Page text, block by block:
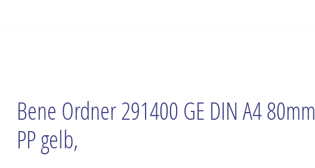
Bene Ordner 291400 GE DIN A4 80mm
PP gelb,